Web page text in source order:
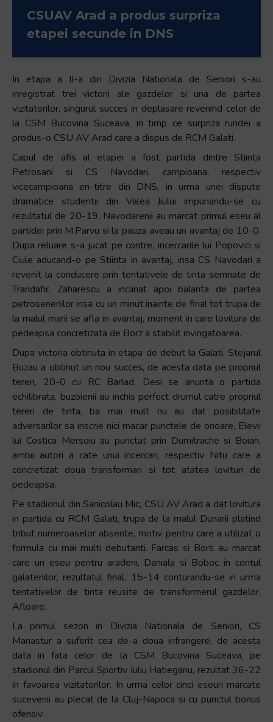
Accessibility,
Această
comandă
rapidă
activează
cititorul
ecran
pentru
ajuta
navigați
interacționați
conținutul.
CSUAV Arad a produs surpriza
etapei secunde in DNS
In etapa a II-a din Divizia Nationala de Seniori s-au
inregistrat trei victorii ale gazdelor si una de partea
vizitatorilor, singurul succes in deplasare revenind celor de
la CSM Bucovina Suceava, in timp ce surpriza rundei a
produs-o CSU AV Arad care a dispus de RCM Galati.
Capul de afis al etapei a fost partida dintre Stiinta
Petrosani si CS Navodari, campioana, respectiv
vicecampioana en-titre din DNS, in urma unei dispute
dramatice studentii din Valea Jiului impunandu-se cu
rezultatul de 20-19. Navodarenii au marcat primul eseu al
partidei prin M.Parvu si la pauza aveau un avantaj de 10-0.
Dupa reluare s-a jucat pe contre, incercarile lui Popovici si
Ciule aducand-o pe Stiinta in avantaj, insa CS Navodari a
revenit la conducere prin tentativele de tinta semnate de
Trandafir. Zaharescu a inclinat apoi balanta de partea
petrosenenilor insa cu un minut inainte de final tot trupa de
la malul marii se afla in avantaj, moment in care lovitura de
pedeapsa concretizata de Borz a stabilit invingatoarea.
Dupa victoria obtinuta in etapa de debut la Galati, Stejarul
Buzau a obtinut un nou succes, de acesta data pe propriul
teren, 20-0 cu RC Barlad. Desi se anunta o partida
echilibrata, buzoienii au inchis perfect drumul catre propriul
teren de tinta, ba mai mult nu au dat posibilitate
adversarilor sa inscrie nici macar punctele de onoare. Elevii
lui Costica Mersoiu au punctat prin Dumitrache si Boian,
ambii autori a cate unui incercari, respectiv Nitu care a
concretizat doua transformari si tot atatea lovituri de
pedeapsa.
Pe stadionul din Sanicolau Mic, CSU AV Arad a dat lovitura
in partida cu RCM Galati, trupa de la malul Dunarii platind
tribut numeroaselor absente, motiv pentru care a utilizat o
formula cu mai multi debutanti. Farcas si Bors au marcat
care un eseu pentru aradeni, Daniala si Boboc in contul
galatenilor, rezultatul final, 15-14 conturandu-se in urma
tentativelor de tinta reusite de transformerul gazdelor,
Afloare.
La primul sezon in Divizia Nationala de Seniori, CS
Manastur a suferit cea de-a doua infrangere, de acesta
data in fata celor de la CSM Bucovina Suceava, pe
stadionul din Parcul Sportiv Iuliu Hatieganu, rezultat 36-22
in favoarea vizitatorilor. In urma celor cinci eseuri marcate
sucevenii au plecat de la Cluj-Napoca si cu punctul bonus
ofensiv.